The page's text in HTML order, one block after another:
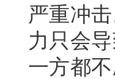
严重冲
力只会
一方都